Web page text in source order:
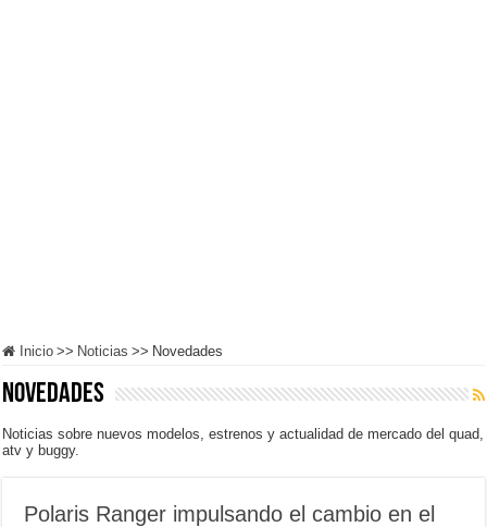
Inicio >> Noticias >> Novedades
Novedades
Noticias sobre nuevos modelos, estrenos y actualidad de mercado del quad,
atv y buggy.
Polaris Ranger impulsando el cambio en el